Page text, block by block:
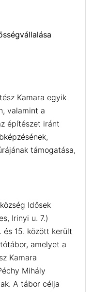
Kamara egyik
valamint a
építészet iránt
támogatása,
Idősek
Irinyi u. 7.)
és 15. között került
amelyet a
Kamara
Mihály
A tábor célja